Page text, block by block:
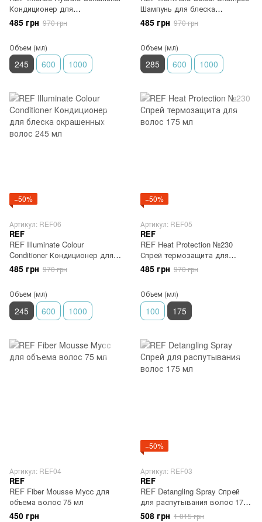
Кондиционер для
интенсивного увлажнения 245
мл
485 грн 970 грн
Объем (мл)
245 600 1000
Шампунь для блеска
окрашенных волос 285 мл
485 грн 970 грн
Объем (мл)
285 600 1000
−50%
Артикул: REF06
REF
REF Illuminate Colour
Conditioner Кондиционер для
блеска окрашенных волос
245 мл
485 грн 970 грн
Объем (мл)
245 600 1000
−50%
Артикул: REF05
REF
REF Heat Protection №230
Спрей термозащита для
волос 175 мл
485 грн 970 грн
Объем (мл)
100 175
Артикул: REF04
REF
REF Fiber Mousse Мусс для
объема волос 75 мл
450 грн
−50%
Артикул: REF03
REF
REF Detangling Spray Спрей
для распутывания волос 175
мл
508 грн 1 015 грн